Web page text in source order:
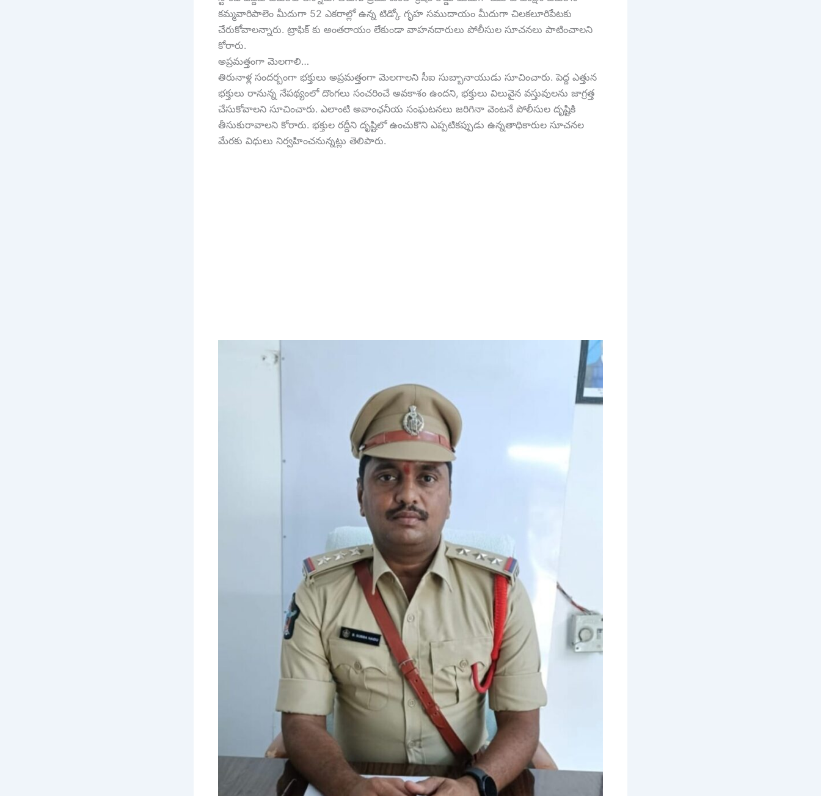
కమ్మవారిపాలెం మీదుగా 52 ఎక‌రాల్లో ఉన్న టిడ్కో గృహ స‌ముదాయం మీదుగా చిలకలూరిపేటకు
చేరుకోవాలన్నారు. ట్రాఫిక్ కు అంత‌రాయం లేకుండా వాహ‌న‌దారులు పోలీసుల సూచ‌న‌లు పాటించాల‌ని
కోరారు.
అప్ర‌మ‌త్తంగా మెల‌గాలి…
తిరునాళ్ల సంద‌ర్బంగా భ‌క్తులు అప్ర‌మ‌త్తంగా మెల‌గాల‌ని సీఐ సుబ్బానాయుడు సూచించారు. పెద్ద ఎత్తున
భక్తులు రానున్న నేపథ్యంలో దొంగ‌లు సంచ‌రించే అవ‌కాశం ఉంద‌ని, భ‌క్తులు విలువైన వ‌స్తువుల‌ను జాగ్ర‌త్త
చేసుకోవాల‌ని సూచించారు. ఎలాంటి అవాంఛనీయ సంఘ‌ట‌న‌లు జ‌రిగినా వెంట‌నే పోలీసుల దృష్టికి
తీసుకురావాల‌ని కోరారు. భక్తుల రద్దీని దృష్టిలో ఉంచుకొని ఎప్పటికప్పుడు ఉన్న‌తాధికారుల సూచ‌న‌ల
మేర‌కు విధులు నిర్వ‌హించ‌నున్న‌ట్లు తెలిపారు.